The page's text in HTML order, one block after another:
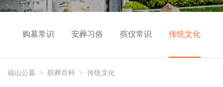
购墓常识 安葬习俗 殡仪常识 传统文化
福山公墓 > 殡葬百科 > 传统文化